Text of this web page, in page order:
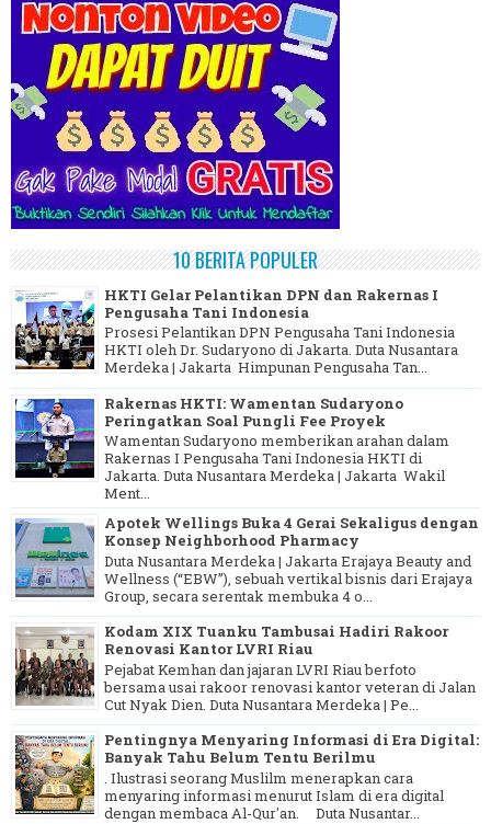
10 BERITA POPULER
HKTI Gelar Pelantikan DPN dan Rakernas I
Pengusaha Tani Indonesia
Prosesi Pelantikan DPN Pengusaha Tani Indonesia
HKTI oleh Dr. Sudaryono di Jakarta. Duta Nusantara
Merdeka | Jakarta Himpunan Pengusaha Tan...
Rakernas HKTI: Wamentan Sudaryono
Peringatkan Soal Pungli Fee Proyek
Wamentan Sudaryono memberikan arahan dalam
Rakernas I Pengusaha Tani Indonesia HKTI di
Jakarta. Duta Nusantara Merdeka | Jakarta Wakil
Ment...
Apotek Wellings Buka 4 Gerai Sekaligus dengan
Konsep Neighborhood Pharmacy
Duta Nusantara Merdeka | Jakarta Erajaya Beauty and
Wellness (“EBW”), sebuah vertikal bisnis dari Erajaya
Group, secara serentak membuka 4 o...
Kodam XIX Tuanku Tambusai Hadiri Rakoor
Renovasi Kantor LVRI Riau
Pejabat Kemhan dan jajaran LVRI Riau berfoto
bersama usai rakoor renovasi kantor veteran di Jalan
Cut Nyak Dien. Duta Nusantara Merdeka | Pe...
Pentingnya Menyaring Informasi di Era Digital:
Banyak Tahu Belum Tentu Berilmu
. Ilustrasi seorang Muslilm menerapkan cara
menyaring informasi menurut Islam di era digital
dengan membaca Al-Qur'an. Duta Nusantar...